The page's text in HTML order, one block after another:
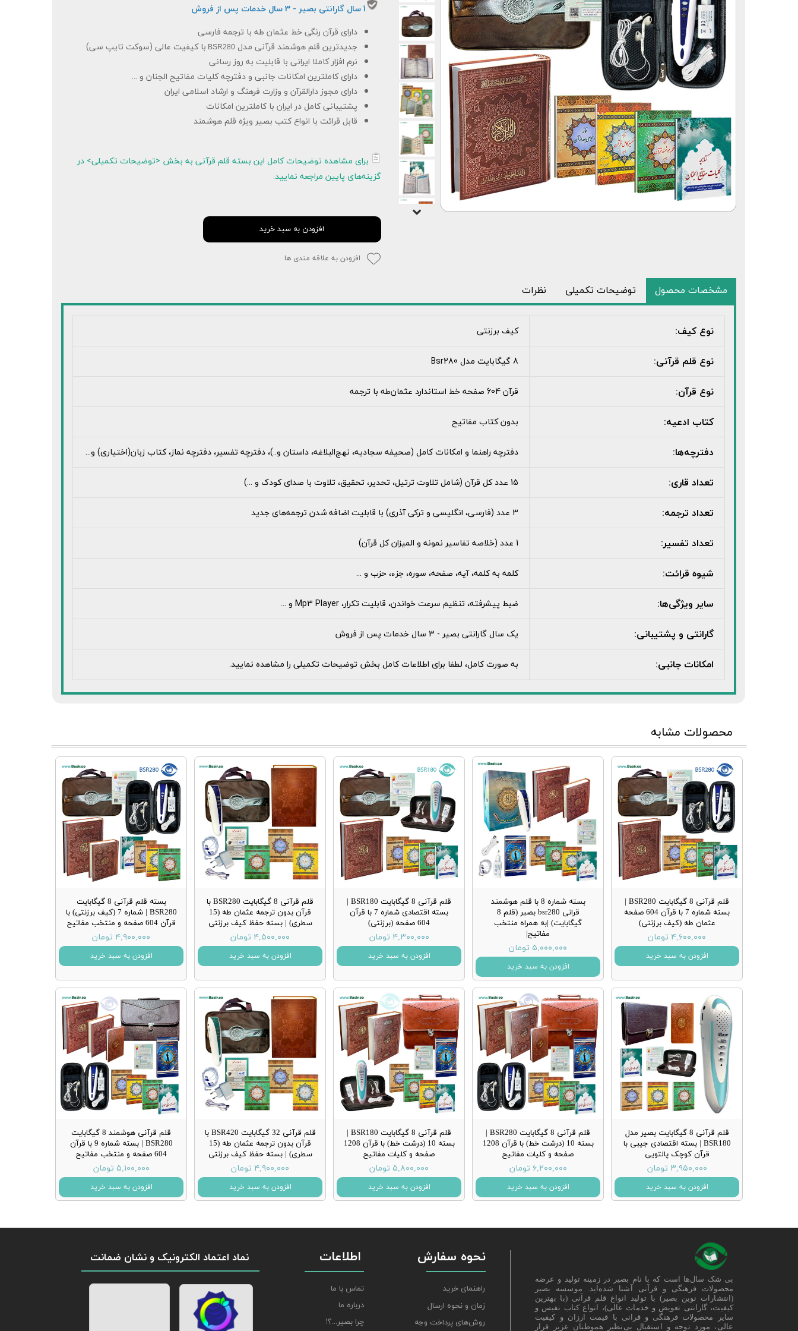
1 سال گارانتی بصیر - 3 سال خدمات پس از فروش
دارای قرآن رنگی خط عثمان طه با ترجمه فارسی
جدیدترین قلم هوشمند قرآنی مدلBSR280 با کیفیت عالی (سوکت تایپ سی)
نرم افزار کاملا ایرانی با قابلیت به روز رسانی
دارای کاملترین امکانات جانبی و دفترچه کلیات مفاتیح الجنان و ...
دارای مجوز دارالقرآن و وزارت فرهنگ و ارشاد اسلامی ایران
پشتیبانی کامل در ایران با کاملترین امکانات
قابل قرائت با انواع کتب بصیر ویژه قلم هوشمند
برای مشاهده توضیحات کامل این بسته قلم قرآنی به بخش <توضیحات تکمیلی> در
گزینه‌های پایین مراجعه نمایید.
افزودن به سبد خرید
افزودن به علاقه مندی ها
مشخصات محصول توضیحات تکمیلی نظرات
نوع کیف: کیف برزنتی
نوع قلم قرآنی: 8 گیگابایت مدل Bsr280
نوع قرآن: قرآن 604 صفحه خط استاندارد عثمان‌طه با ترجمه
کتاب ادعیه: بدون کتاب مفاتیح
دفترچه‌ها: دفترچه راهنما و امکانات کامل (صحیفه سجادیه، نهج‌البلاغه، داستان و..)، دفترچه تفسیر، دفترچه نماز، کتاب زبان(اختیاری) و...
تعداد قاری: 15 عدد کل قرآن (شامل تلاوت ترتیل، تحدیر، تحقیق، تلاوت با صدای کودک و ...)
تعداد ترجمه: 3 عدد (فارسی، انگلیسی و ترکی آذری) با قابلیت اضافه شدن ترجمه‌های جدید
تعداد تفسیر: 1 عدد (خلاصه تفاسیر نمونه و المیزان کل قرآن)
شیوه قرائت: کلمه به کلمه، آیه، صفحه، سوره، جزء، حزب و ...
سایر ویژگی‌ها: ضبط پيشرفته، تنظيم سرعت خواندن، قابليت تکرار، Mp3 Player و ...
گارانتی و پشتیبانی: یک سال گارانتی بصیر - 3 سال خدمات پس از فروش
امکانات جانبی: به صورت کامل، لطفا برای اطلاعات کامل بخش توضیحات تکمیلی را مشاهده نمایید.
محصولات مشابه
بسته شماره 7 با قرآن 604 صفحه
عثمان طه (کیف برزنتی)
۴,۶۰۰,۰۰۰ تومان
افزودن به سبد خرید
بسته شماره 8 با قلم هوشمند
قرانی bsr280 بصیر (قلم 8
گیگابایت) |به همراه منتخب
مفاتیح|
۵,۰۰۰,۰۰۰ تومان
افزودن به سبد خرید
بسته اقتصادی شماره 7 با قرآن
604 صفحه (برزنتی)
۴,۳۰۰,۰۰۰ تومان
افزودن به سبد خرید
قلم قرآنی 8 گیگابایت BSR280 با
قرآن بدون ترجمه عثمان طه (15
سطری) | بسته حفظ کیف برزنتی
۴,۵۰۰,۰۰۰ تومان
افزودن به سبد خرید
بسته قلم قرآنی 8 گیگابایت
BSR280 | شماره 7 (کیف برزنتی) با
قرآن 604 صفحه و منتخب مفاتیح
۴,۹۰۰,۰۰۰ تومان
افزودن به سبد خرید
قلم قرآنی 8 گیگابایت بصیر مدل
BSR180 | بسته اقتصادی جیبی با
قرآن کوچک پالتویی
۳,۹۵۰,۰۰۰ تومان
افزودن به سبد خرید
بسته 10 (درشت خط) با قرآن 1208
صفحه و کلیات مفاتیح
۶,۲۰۰,۰۰۰ تومان
افزودن به سبد خرید
بسته 10 (درشت خط) با قرآن 1208
صفحه و کلیات مفاتیح
۵,۸۰۰,۰۰۰ تومان
افزودن به سبد خرید
قلم قرآنی 32 گیگابایت BSR420 با
قرآن بدون ترجمه عثمان طه (15
سطری) | بسته حفظ کیف برزنتی
۴,۹۰۰,۰۰۰ تومان
افزودن به سبد خرید
قلم قرآنی هوشمند 8 گیگابایت
BSR280 | بسته شماره 9 با قرآن
604 صفحه و منتخب مفاتیح
۵,۱۰۰,۰۰۰ تومان
افزودن به سبد خرید
نحوه سفارش
راهنمای خرید
زمان و نحوه ارسال
روش‌های پرداخت وجه
نماد اعتماد الکترونیک و نشان ضمانت اطلاعات
تماس با ما
درباره ما
چرا بصیر...؟!
بی شک سال‌ها است که با نام بصیر در زمینه تولید و عرضه
محصولات فرهنگی و قرآنی آشنا شده‌اید. موسسه بصیر
(انتشارات نوین بصیر) با تولید انواع قلم قرآنی (با بهترین
کیفیت، گارانتی تعویض و خدمات عالی)، انواع کتاب نفیس و
سایر محصولات فرهنگی و قرانی با قیمت ارزان و کیفیت
عالی، مورد توجه و استقبال بی‌نظیر هموطنان عزیز قرار